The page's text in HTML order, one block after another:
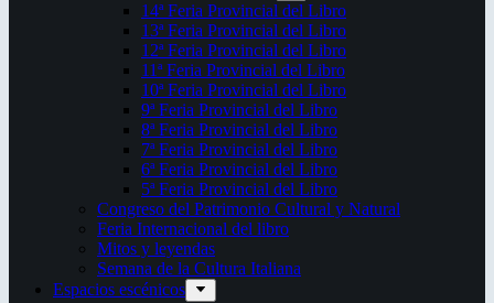
14ª Feria Provincial del Libro
13ª Feria Provincial del Libro
12ª Feria Provincial del Libro
11ª Feria Provincial del Libro
10ª Feria Provincial del Libro
9ª Feria Provincial del Libro
8ª Feria Provincial del Libro
7ª Feria Provincial del Libro
6ª Feria Provincial del Libro
5ª Feria Provincial del Libro
Congreso del Patrimonio Cultural y Natural
Feria Internacional del libro
Mitos y leyendas
Semana de la Cultura Italiana
Espacios escénicos